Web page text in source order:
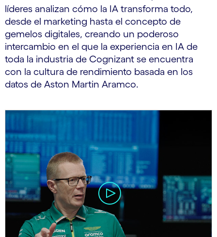
líderes analizan cómo la IA transforma todo,
desde el marketing hasta el concepto de
gemelos digitales, creando un poderoso
intercambio en el que la experiencia en IA de
toda la industria de Cognizant se encuentra
con la cultura de rendimiento basada en los
datos de Aston Martin Aramco.